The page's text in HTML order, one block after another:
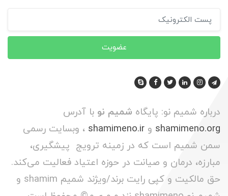
عضویت
درباره شمیم نو: پایگاه شمیم نو با آدرس
shamimeno.org و shamimeno.ir ، وبسایت رسمی
سمن شمیم است که در زمینه ترویج پیشگیری،
مبارزه، درمان و صیانت در حوزه اعتیاد فعالیت می‌کند.
حق مالکیت و کپی رایت برند/ویژند شمیم shamim و